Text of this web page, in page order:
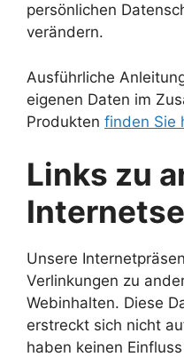
persönlichen
verändern.
Ausführliche
eigenen Daten im
Produkten finden Sie
Links zu
Unsere
Verlinkungen zu
Webinhalten. Diese
erstreckt sich nicht
haben keinen